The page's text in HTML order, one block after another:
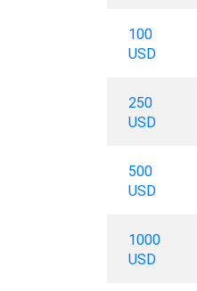
100
USD
250
USD
500
USD
1000
USD